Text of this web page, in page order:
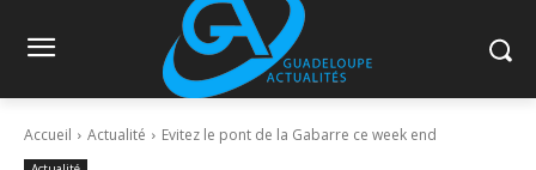
Accueil Actualité Evitez le pont de la Gabarre ce week end